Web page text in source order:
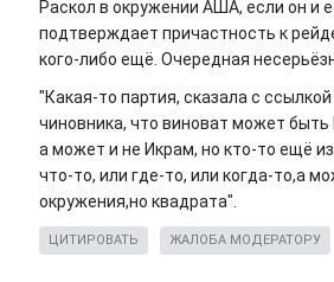
Раскол в окружении АША, если он и
подтверждает причастность к
кого-либо ещё. Очередная
"Какая-то партия, сказала с ссылкой
чиновника, что виноват может
а может и не Икрам, но кто-то ещё
что-то, или где-то, или когда-то,а
окружения,но квадрата".
ЦИТИРОВАТЬ ЖАЛОБА МОДЕРАТОРУ